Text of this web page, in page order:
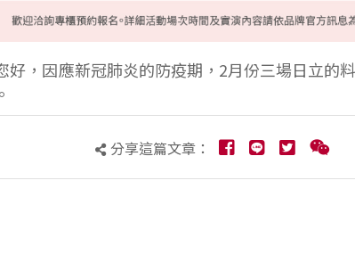
好，因應新冠肺炎的防疫期，2月份三場日立的
分享這篇文章：